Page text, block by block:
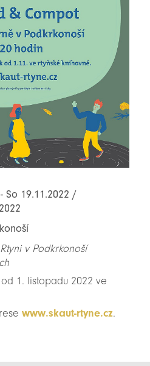
So 19.11.2022 /
v Podkrkonoší
1. listopadu 2022 ve
www.skaut-rtyne.cz.